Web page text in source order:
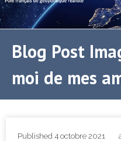
Blog Post
moi de mes
Published 4 octobre 2021